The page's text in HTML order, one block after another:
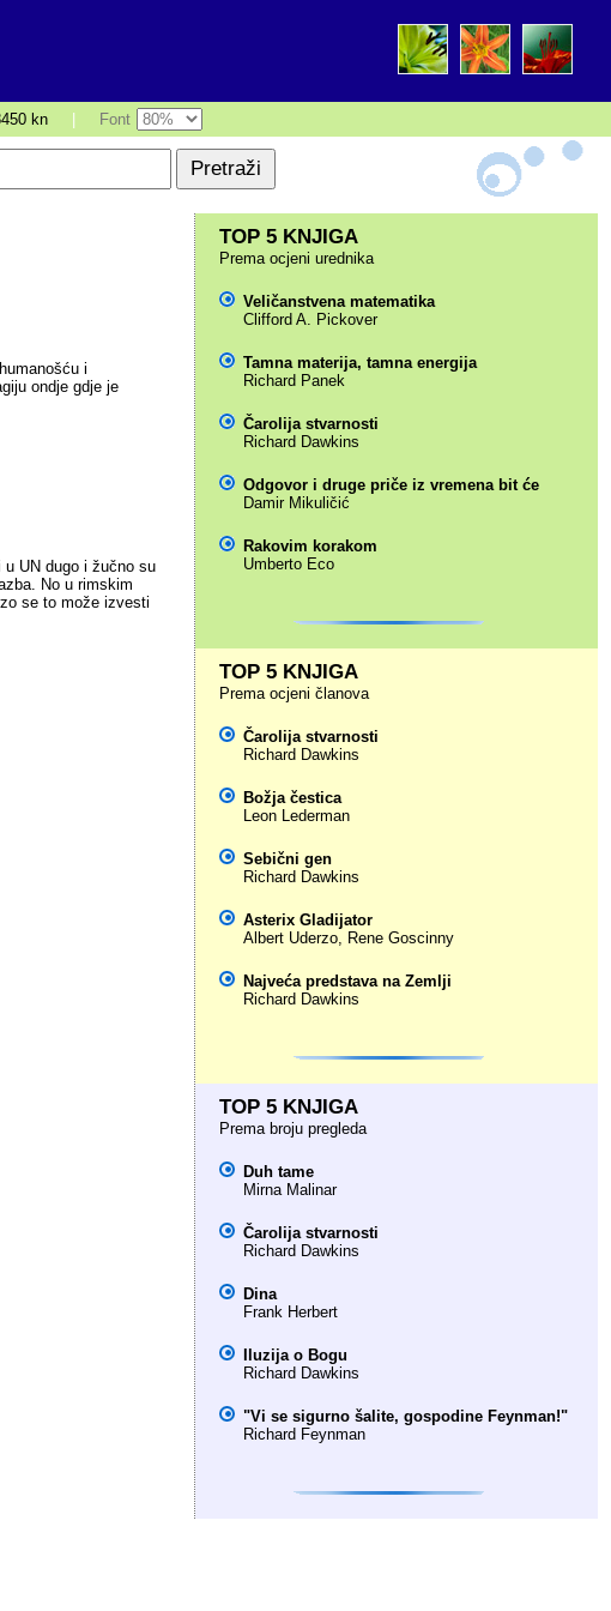
kn Font
i
ondje gdje je
u UN dugo i žučno su
No u rimskim
se to može izvesti
TOP 5 KNJIGA
Prema ocjeni urednika
Veličanstvena matematika
Clifford A. Pickover
Tamna materija, tamna energija
Richard Panek
Čarolija stvarnosti
Richard Dawkins
Odgovor i druge priče iz vremena bit će
Damir Mikuličić
Rakovim korakom
Umberto Eco
TOP 5 KNJIGA
Prema ocjeni članova
Čarolija stvarnosti
Richard Dawkins
Božja čestica
Leon Lederman
Sebični gen
Richard Dawkins
Asterix Gladijator
Albert Uderzo, Rene Goscinny
Najveća predstava na Zemlji
Richard Dawkins
TOP 5 KNJIGA
Prema broju pregleda
Duh tame
Mirna Malinar
Čarolija stvarnosti
Richard Dawkins
Dina
Frank Herbert
Iluzija o Bogu
Richard Dawkins
"Vi se sigurno šalite, gospodine Feynman!"
Richard Feynman